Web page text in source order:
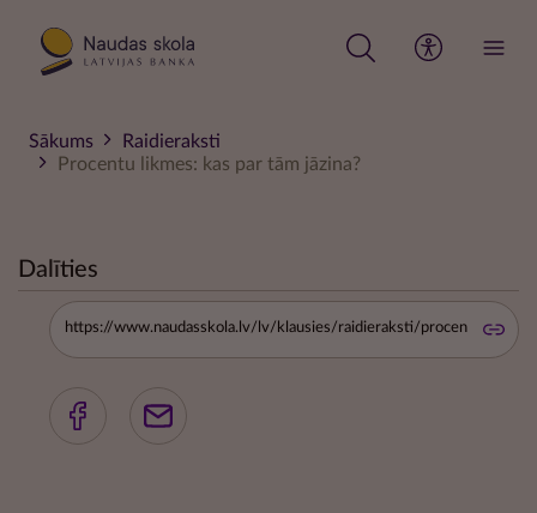
Sākums
Raidieraksti
Procentu likmes: kas par tām jāzina?
Dalīties